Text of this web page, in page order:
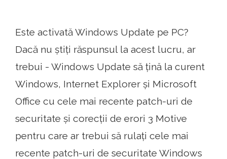
Este activată Windows Update pe PC?
Dacă nu știți răspunsul la acest lucru, ar
trebui - Windows Update să țină la curent
Windows, Internet Explorer și Microsoft
Office cu cele mai recente patch-uri de
securitate și corecții de erori 3 Motive
pentru care ar trebui să rulați cele mai
recente patch-uri de securitate Windows